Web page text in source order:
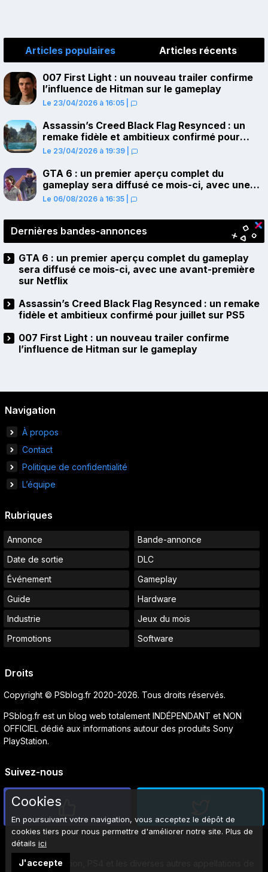
Articles populaires Articles récents
007 First Light : un nouveau trailer confirme
l’influence de Hitman sur le gameplay
Le 23/04/2026 à 16:05
Assassin’s Creed Black Flag Resynced : un
remake fidèle et ambitieux confirmé pour
juillet sur PS5
Le 23/04/2026 à 19:39
GTA 6 : un premier aperçu complet du
gameplay sera diffusé ce mois-ci, avec une
avant-première sur Netflix
Le 06/08/2026 à 16:35
Dernières bandes-annonces
GTA 6 : un premier aperçu complet du gameplay
sera diffusé ce mois-ci, avec une avant-première
sur Netflix
Assassin’s Creed Black Flag Resynced : un remake
fidèle et ambitieux confirmé pour juillet sur PS5
007 First Light : un nouveau trailer confirme
l’influence de Hitman sur le gameplay
Navigation
À propos
Contact
Politique de confidentialité
L’équipe
Rubriques
Annonce
Bande-annonce
Date de sortie
DLC
Événement
Gameplay
Guide
Hardware
Industrie
Jeux du mois
Promotions
Software
Droits
Copyright © PSblog.fr 2020-2026. Tous droits réservés.
PSblog.fr est un blog web totalement INDÉPENDANT et NON
OFFICIEL dédié aux informations autour des produits Sony
PlayStation.
Suivez-nous
Sony, PlayStation, PS4 et les diverses autres appellations de
Cookies
En poursuivant votre navigation, vous acceptez le dépôt de
cookies tiers pour nous permettre d'améliorer notre site. Plus de
détails ici
J'accepte